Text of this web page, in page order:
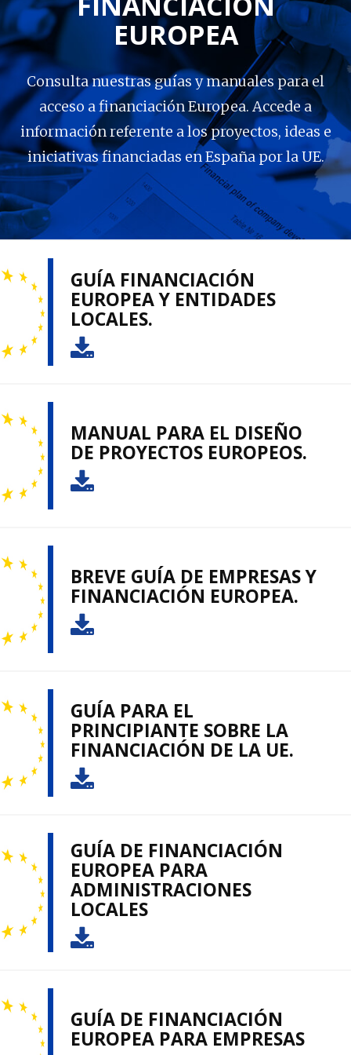
EUROPEA
Consulta nuestras guías y manuales para el
acceso a financiación Europea. Accede a
información referente a los proyectos, ideas e
iniciativas financiadas en España por la UE.
GUÍA FINANCIACIÓN
EUROPEA Y ENTIDADES
LOCALES.
MANUAL PARA EL DISEÑO
DE PROYECTOS EUROPEOS.
BREVE GUÍA DE EMPRESAS Y
FINANCIACIÓN EUROPEA.
GUÍA PARA EL
PRINCIPIANTE SOBRE LA
FINANCIACIÓN DE LA UE.
GUÍA DE FINANCIACIÓN
EUROPEA PARA
ADMINISTRACIONES
LOCALES
GUÍA DE FINANCIACIÓN
EUROPEA PARA EMPRESAS